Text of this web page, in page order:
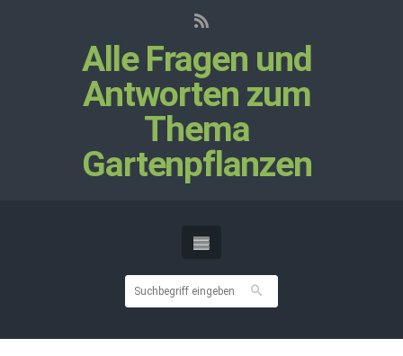
Alle Fragen und
Antworten zum
Thema
Gartenpflanzen